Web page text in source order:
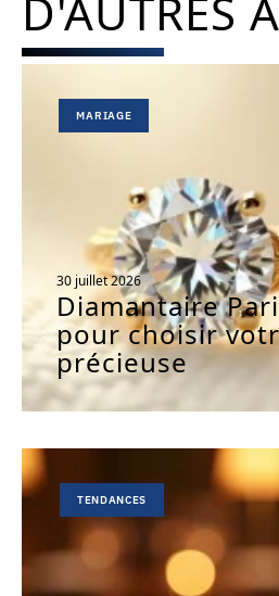
D'AUTRES
MARIAGE
30 juillet 2026
Diamantaire
pour choisir
précieuse
TENDANCES